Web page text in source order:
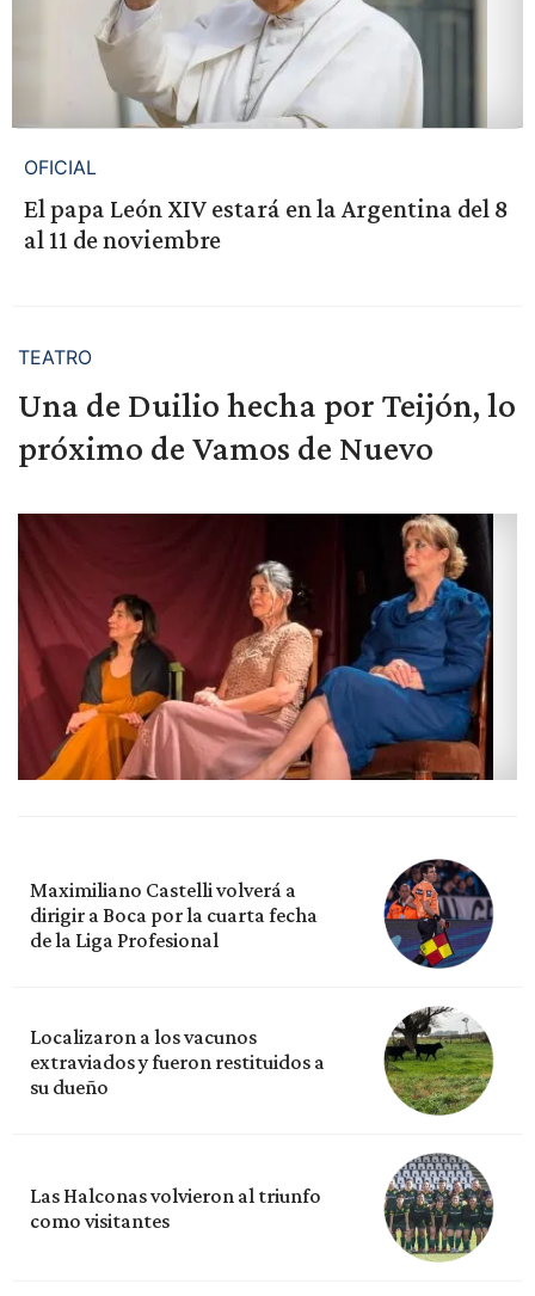
OFICIAL
El papa León XIV estará en la Argentina del 8
al 11 de noviembre
TEATRO
Una de Duilio hecha por Teijón, lo
próximo de Vamos de Nuevo
Maximiliano Castelli volverá a
dirigir a Boca por la cuarta fecha
de la Liga Profesional
Localizaron a los vacunos
extraviados y fueron restituidos a
su dueño
Las Halconas volvieron al triunfo
como visitantes